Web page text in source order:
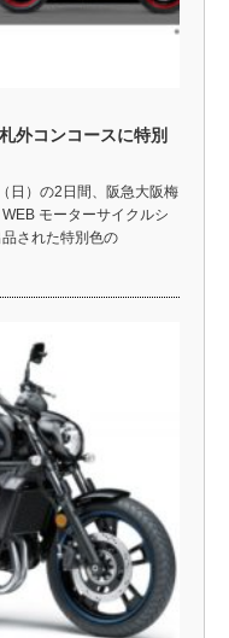
外コンコースに特別
日）の2日間、阪急大阪梅
モーターサイクルシ
された特別色の